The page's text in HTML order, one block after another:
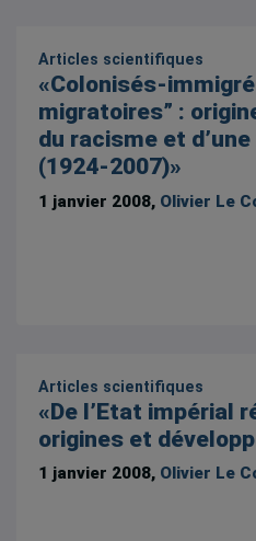
Articles scientifiques
«Colonisés-
migratoires” :
du racisme et
(1924-2007)»
1 janvier 2008, Olivier Le
Articles scientifiques
«De l’Etat impérial
origines et
1 janvier 2008, Olivier Le